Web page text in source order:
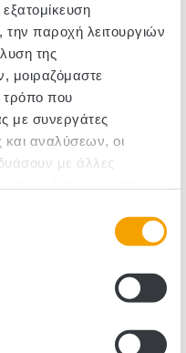
την παροχή λειτουργιών
της
μοιραζόμαστε
τρόπο που
με συνεργάτες
και αναλύσεων, οι
με άλλες
5